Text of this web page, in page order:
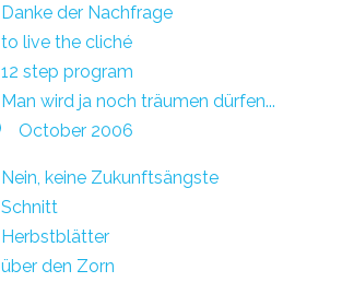
Danke der Nachfrage
to live the cliché
12 step program
Man wird ja noch träumen dürfen...
October 2006
Nein, keine Zukunftsängste
Schnitt
Herbstblätter
über den Zorn